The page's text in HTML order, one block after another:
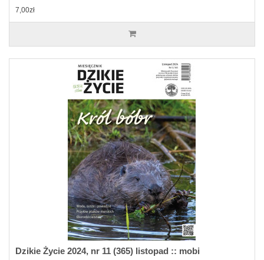
7,00zł
Dzikie Życie 2024, nr 11 (365) listopad :: mobi